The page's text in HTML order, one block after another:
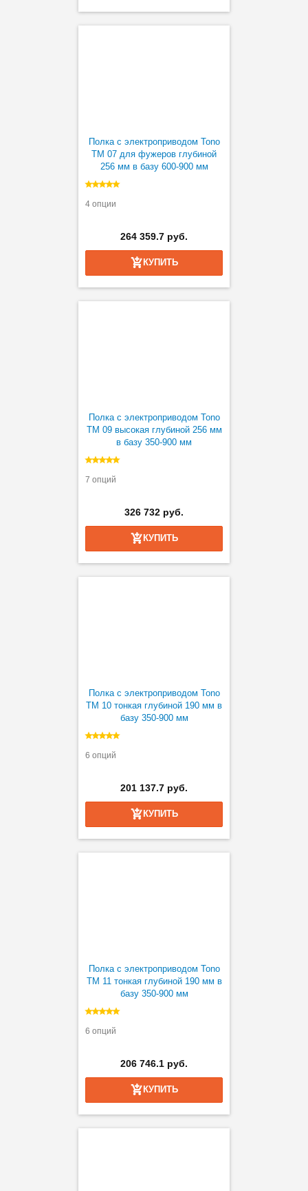
Полка с электроприводом Tono
TM 07 для фужеров глубиной
256 мм в базу 600-900 мм
4 опции
264 359.7 руб.
КУПИТЬ
Полка с электроприводом Tono
TM 09 высокая глубиной 256 мм
в базу 350-900 мм
7 опций
326 732 руб.
КУПИТЬ
Полка с электроприводом Tono
TM 10 тонкая глубиной 190 мм в
базу 350-900 мм
6 опций
201 137.7 руб.
КУПИТЬ
Полка с электроприводом Tono
TM 11 тонкая глубиной 190 мм в
базу 350-900 мм
6 опций
206 746.1 руб.
КУПИТЬ